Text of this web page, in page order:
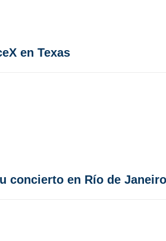
en Texas
concierto en Río de Janeiro